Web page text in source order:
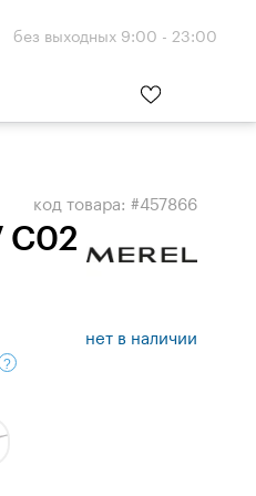
без выходных 9:00 - 23:00
C02
код товара: #457866
нет в наличии